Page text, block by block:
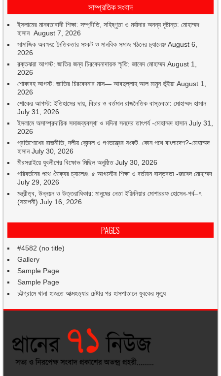
সাম্প্রতিক সংবাদ
ইসলামের মানবতাবাদী শিক্ষা: সম্প্রীতি, সহিষ্ণুতা ও মর্যাদার অনন্য দৃষ্টান্ত: মোহাম্মদ
হাসান August 7, 2026
সামাজিক অবক্ষয়: নৈতিকতার সংকট ও মানবিক সমাজ গঠনের চ্যালেঞ্জ August 6,
2026
রক্তঝরা আগস্ট: জাতির জন্য চিরবেদনাদায়ক স্মৃতি: জাবেদ মোহাম্মদ August 1,
2026
শোকাবহ আগস্ট: জাতির চিরবেদনার মাস— আবদুল্লাহ আল মামুন ভূঁইয়া August 1,
2026
শোকের আগস্ট: ইতিহাসের দায়, বিচার ও বর্তমান রাজনৈতিক বাস্তবতা: মোহাম্মদ হাসান
July 31, 2026
ইসলামে অসাম্প্রদায়িক সমাজব্যবস্থা ও মদিনা সনদের তাৎপর্য -মোহাম্মদ হাসান July 31,
2026
প্রতিশোধের রাজনীতি, দলীয় কোন্দল ও গণতন্ত্রের সংকট: কোন পথে বাংলাদেশ?-মোহাম্মদ
হাসান July 30, 2026
মীরসরাইয়ে যুবলীগের বিক্ষোভ মিছিল অনুষ্ঠিত July 30, 2026
পরিবর্তনের পথে ঐক্যের চ্যালেঞ্জ: ৫ আগস্টের শিক্ষা ও বর্তমান বাস্তবতা -জাবেদ মোহাম্মদ
July 29, 2026
মন্ত্রীত্ব, উন্নয়ন ও উত্তরাধিকার: মানুষের নেতা ইঞ্জিনিয়ার মোশাররফ হোসেন-পর্ব–৭
(সমাপনী) July 16, 2026
PAGES
#4582 (no title)
Gallery
Sample Page
Sample Page
চট্টগ্রামে থানা হাজতে আত্মহত্যার চেষ্টার পর হাসপাতালে যুবকের মৃত্যু